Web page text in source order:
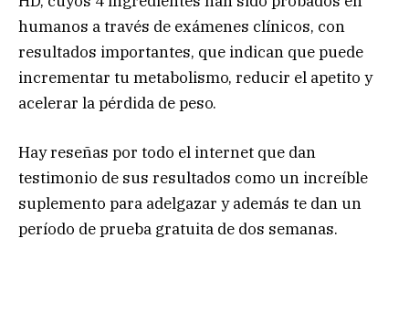
humanos a través de exámenes clínicos, con
resultados importantes, que indican que puede
incrementar tu metabolismo, reducir el apetito y
acelerar la pérdida de peso.
Hay reseñas por todo el internet que dan
testimonio de sus resultados como un increíble
suplemento para adelgazar y además te dan un
período de prueba gratuita de dos semanas.